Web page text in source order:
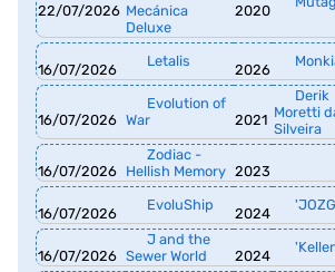
22/07/2026 Mecánica
Deluxe
2020
16/07/2026
Letalis
2026
16/07/2026
Evolution of
War
2021
Derik
Moretti
Silveira
16/07/2026
Zodiac -
Hellish Memory 2023
16/07/2026
EvoluShip
2024
16/07/2026
J and the
Sewer World
2024